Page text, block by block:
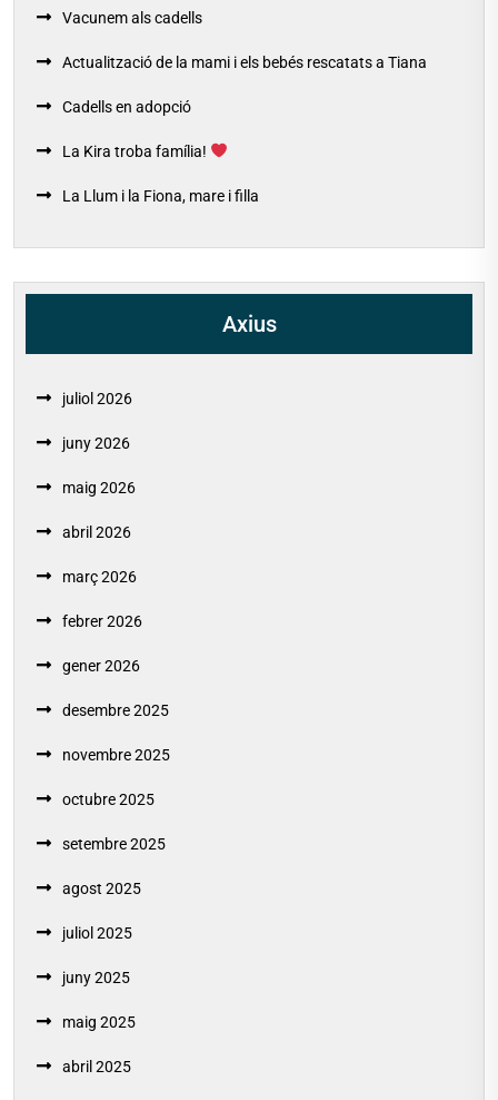
Vacunem als cadells
Actualització de la mami i els bebés rescatats a Tiana
Cadells en adopció
La Kira troba família!
La Llum i la Fiona, mare i filla
Axius
juliol 2026
juny 2026
maig 2026
abril 2026
març 2026
febrer 2026
gener 2026
desembre 2025
novembre 2025
octubre 2025
setembre 2025
agost 2025
juliol 2025
juny 2025
maig 2025
abril 2025